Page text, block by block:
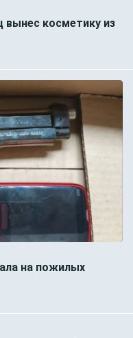
вынес косметику из
на пожилых